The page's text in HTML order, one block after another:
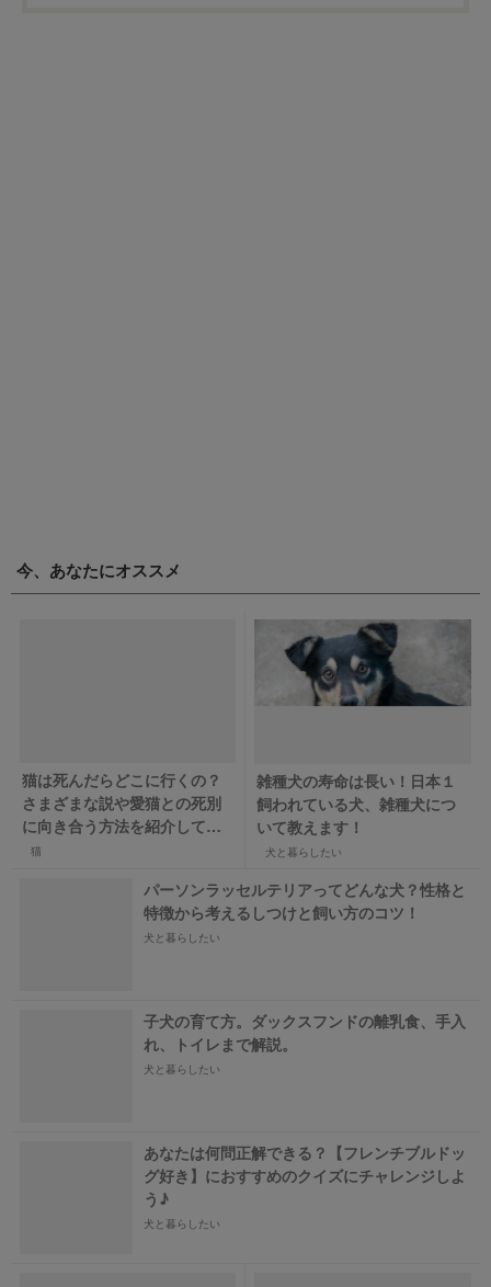
今、あなたにオススメ
猫は死んだらどこに行くの？
さまざまな説や愛猫との死別
に向き合う方法を紹介してい
きます！
猫
雑種犬の寿命は長い！日本１
飼われている犬、雑種犬につ
いて教えます！
犬と暮らしたい
パーソンラッセルテリアってどんな犬？性格と
特徴から考えるしつけと飼い方のコツ！
犬と暮らしたい
子犬の育て方。ダックスフンドの離乳食、手入
れ、トイレまで解説。
犬と暮らしたい
あなたは何問正解できる？【フレンチブルドッ
グ好き】におすすめのクイズにチャレンジしよ
う♪
犬と暮らしたい